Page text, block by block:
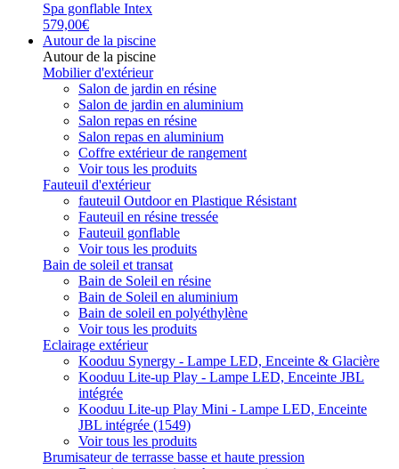
Spa gonflable Intex
579,00€
Autour de la piscine
Autour de la piscine
Mobilier d'extérieur
Salon de jardin en résine
Salon de jardin en aluminium
Salon repas en résine
Salon repas en aluminium
Coffre extérieur de rangement
Voir tous les produits
Fauteuil d'extérieur
fauteuil Outdoor en Plastique Résistant
Fauteuil en résine tressée
Fauteuil gonflable
Voir tous les produits
Bain de soleil et transat
Bain de Soleil en résine
Bain de Soleil en aluminium
Bain de soleil en polyéthylène
Voir tous les produits
Eclairage extérieur
Kooduu Synergy - Lampe LED, Enceinte & Glacière
Kooduu Lite-up Play - Lampe LED, Enceinte JBL
intégrée
Kooduu Lite-up Play Mini - Lampe LED, Enceinte
JBL intégrée (1549)
Voir tous les produits
Brumisateur de terrasse basse et haute pression